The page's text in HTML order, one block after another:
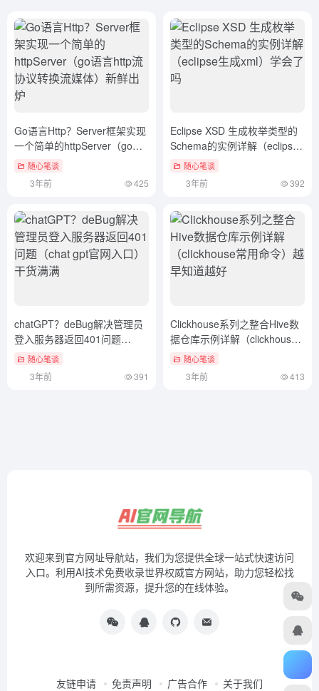
Go语言Http？Server框架实现
一个简单的httpServer（go语
言http流协议转换流媒体）新
鲜出炉
随心笔谈
3年前 425
Eclipse XSD 生成枚举类型的
Schema的实例详解（eclipse
生成xml）学会了吗
随心笔谈
3年前 392
chatGPT？deBug解决管理员
登入服务器返回401问题
（chat gpt官网入口）干货满
随心笔谈
3年前 391
Clickhouse系列之整合Hive数
据仓库示例详解（clickhouse
常用命令）越早知道越好
随心笔谈
3年前 413
欢迎来到官方网址导航站，我们为您提供全球一站式快速访问
入口。利用AI技术免费收录世界权威官方网站，助力您轻松找
到所需资源，提升您的在线体验。
友链申请 免责声明 广告合作 关于我们